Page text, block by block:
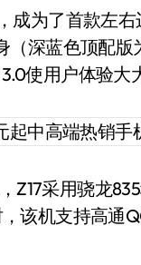
成为了首款左
深蓝色顶配
使用户体验大
Z17采用骁龙
该机支持高通